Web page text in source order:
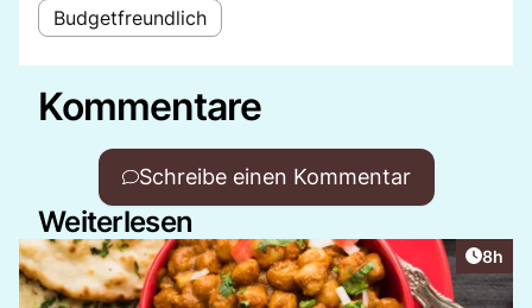
Budgetfreundlich
Kommentare
Schreibe einen Kommentar
Weiterlesen
8h